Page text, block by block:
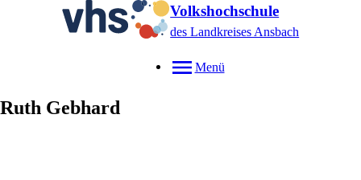
Volkshochschule
des Landkreises Ansbach
Menü
Ruth Gebhard